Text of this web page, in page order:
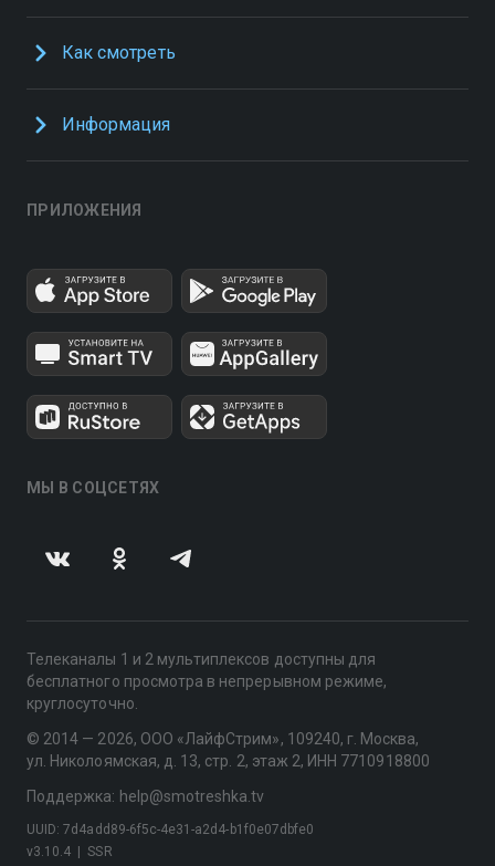
Как смотреть
Информация
ПРИЛОЖЕНИЯ
МЫ В СОЦСЕТЯХ
Телеканалы 1 и 2 мультиплексов доступны для
бесплатного просмотра в непрерывном режиме,
круглосуточно.
© 2014 — 2026, ООО «ЛайфСтрим», 109240, г. Москва,
ул. Николоямская, д. 13, стр. 2, этаж 2, ИНН 7710918800
Поддержка: help@smotreshka.tv
v3.10.4 SSR
UUID: 7d4add89-6f5c-4e31-a2d4-b1f0e07dbfe0